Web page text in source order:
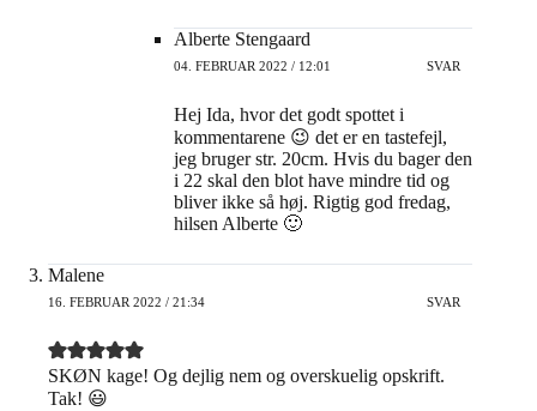
Alberte Stengaard
04. FEBRUAR 2022 / 12:01 SVAR
Hej Ida, hvor det godt spottet i
kommentarene 😉 det er en tastefejl,
jeg bruger str. 20cm. Hvis du bager den
i 22 skal den blot have mindre tid og
bliver ikke så høj. Rigtig god fredag,
hilsen Alberte 🙂
Malene
16. FEBRUAR 2022 / 21:34 SVAR
SKØN kage! Og dejlig nem og overskuelig opskrift.
Tak! 😃